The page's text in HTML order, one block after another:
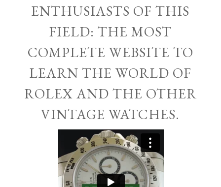
ENTHUSIASTS OF THIS
FIELD: THE MOST
COMPLETE WEBSITE TO
LEARN THE WORLD OF
ROLEX AND THE OTHER
VINTAGE WATCHES.